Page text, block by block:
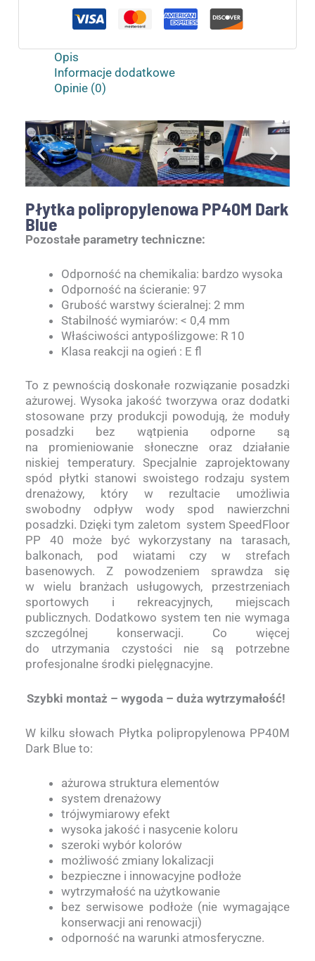
Opis
Informacje dodatkowe
Opinie (0)
Płytka polipropylenowa PP40M Dark
Blue
Pozostałe parametry techniczne:
Odporność na chemikalia: bardzo wysoka
Odporność na ścieranie: 97
Grubość warstwy ścieralnej: 2 mm
Stabilność wymiarów: < 0,4 mm
Właściwości antypoślizgowe: R 10
Klasa reakcji na ogień : E fl
To z pewnością doskonałe rozwiązanie posadzki
ażurowej. Wysoka jakość tworzywa oraz dodatki
stosowane przy produkcji powodują, że moduły
posadzki bez wątpienia odporne są
na promieniowanie słoneczne oraz działanie
niskiej temperatury. Specjalnie zaprojektowany
spód płytki stanowi swoistego rodzaju system
drenażowy, który w rezultacie umożliwia
swobodny odpływ wody spod nawierzchni
posadzki. Dzięki tym zaletom system SpeedFloor
PP 40 może być wykorzystany na tarasach,
balkonach, pod wiatami czy w strefach
basenowych. Z powodzeniem sprawdza się
w wielu branżach usługowych, przestrzeniach
sportowych i rekreacyjnych, miejscach
publicznych. Dodatkowo system ten nie wymaga
szczególnej konserwacji. Co więcej
do utrzymania czystości nie są potrzebne
profesjonalne środki pielęgnacyjne.
Szybki montaż – wygoda – duża wytrzymałość!
W kilku słowach Płytka polipropylenowa PP40M
Dark Blue to:
ażurowa struktura elementów
system drenażowy
trójwymiarowy efekt
wysoka jakość i nasycenie koloru
szeroki wybór kolorów
możliwość zmiany lokalizacji
bezpieczne i innowacyjne podłoże
wytrzymałość na użytkowanie
bez serwisowe podłoże (nie wymagające
konserwacji ani renowacji)
odporność na warunki atmosferyczne.